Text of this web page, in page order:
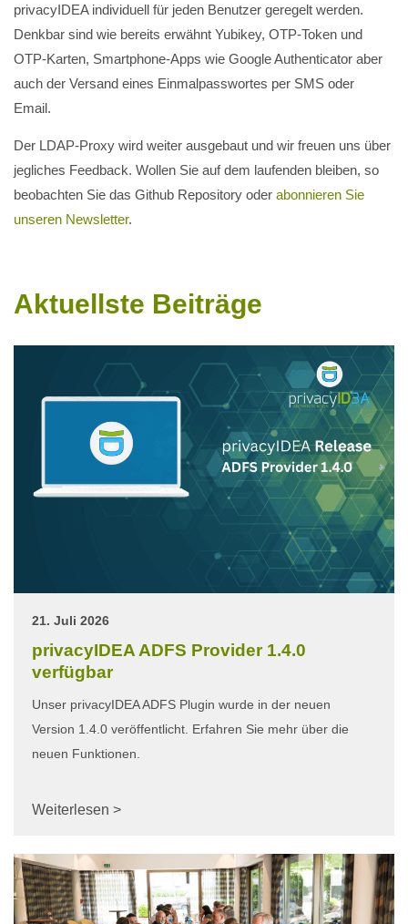
privacyIDEA individuell für jeden Benutzer geregelt werden.
Denkbar sind wie bereits erwähnt Yubikey, OTP-Token und
OTP-Karten, Smartphone-Apps wie Google Authenticator aber
auch der Versand eines Einmalpasswortes per SMS oder
Email.
Der LDAP-Proxy wird weiter ausgebaut und wir freuen uns über
jegliches Feedback. Wollen Sie auf dem laufenden bleiben, so
beobachten Sie das Github Repository oder abonnieren Sie
unseren Newsletter.
Aktuellste Beiträge
21. Juli 2026
privacyIDEA ADFS Provider 1.4.0
verfügbar
Unser privacyIDEA ADFS Plugin wurde in der neuen
Version 1.4.0 veröffentlicht. Erfahren Sie mehr über die
neuen Funktionen.
Weiterlesen >